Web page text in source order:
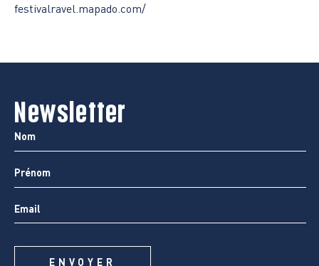
festivalravel.mapado.com/
Newsletter